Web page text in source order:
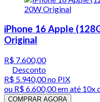
iPhone 16 Apple
Original
R$ 7.600,00
Desconto
R$ 5.940,00no PIX
ou R$ 6.600,00em até 10x
COMPRAR AGORA